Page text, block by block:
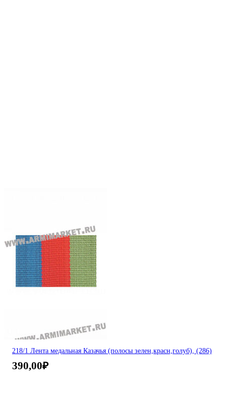
218/1 Лента медальная Казачья (полосы зелен,красн,голуб), (286)
390,00₽